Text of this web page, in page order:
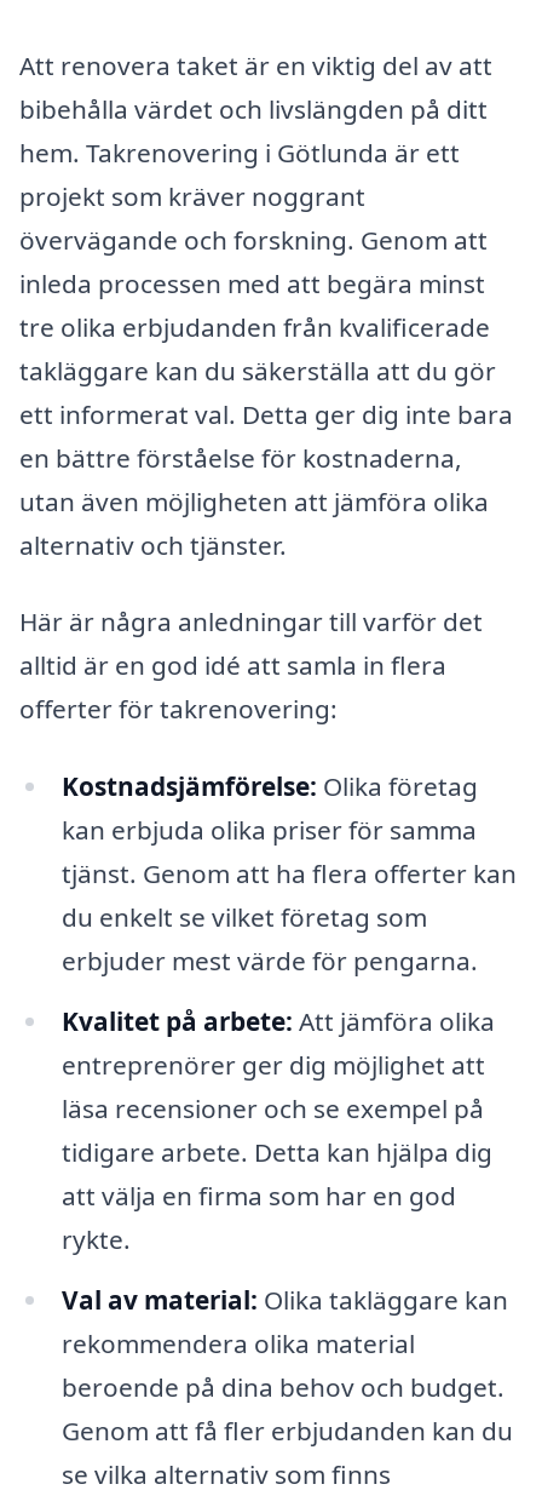
Att renovera taket är en viktig del av att
bibehålla värdet och livslängden på ditt
hem. Takrenovering i Götlunda är ett
projekt som kräver noggrant
övervägande och forskning. Genom att
inleda processen med att begära minst
tre olika erbjudanden från kvalificerade
takläggare kan du säkerställa att du gör
ett informerat val. Detta ger dig inte bara
en bättre förståelse för kostnaderna,
utan även möjligheten att jämföra olika
alternativ och tjänster.
Här är några anledningar till varför det
alltid är en god idé att samla in flera
offerter för takrenovering:
Kostnadsjämförelse: Olika företag
kan erbjuda olika priser för samma
tjänst. Genom att ha flera offerter kan
du enkelt se vilket företag som
erbjuder mest värde för pengarna.
Kvalitet på arbete: Att jämföra olika
entreprenörer ger dig möjlighet att
läsa recensioner och se exempel på
tidigare arbete. Detta kan hjälpa dig
att välja en firma som har en god
rykte.
Val av material: Olika takläggare kan
rekommendera olika material
beroende på dina behov och budget.
Genom att få fler erbjudanden kan du
se vilka alternativ som finns